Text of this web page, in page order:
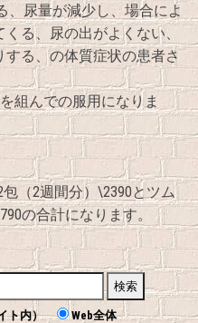
、尿量が減少し、場合によ
る、尿の出がよくない、
する、の体質症状の患者さ
組んでの服用になりま
（2週間分）\2390とツム
の合計になります。
イト内） Web全体